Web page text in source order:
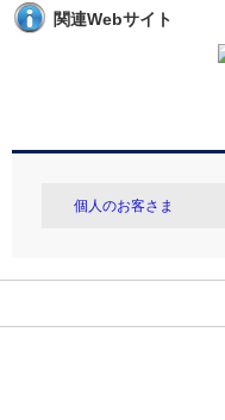
関連Webサイト
個人のお客さま